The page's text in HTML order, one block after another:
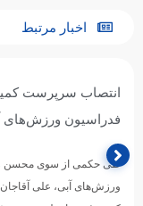
اخبار مرتبط
درخشش
در نخستین روز